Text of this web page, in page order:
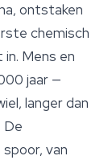
ontstaken
chemisch
Mens en
jaar —
langer dan
De
van